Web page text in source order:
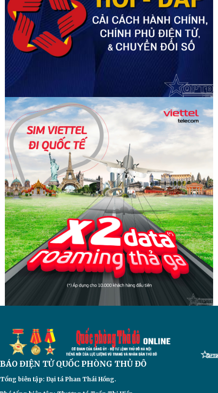
BÁO ĐIỆN TỬQUỐC PHÒNG THỦ ĐÔ
Tổng biên tập: Đại tá Phan Thái Hồng.